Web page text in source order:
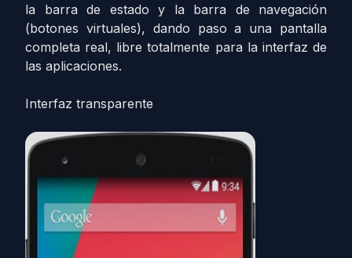
la barra de estado y la barra de navegación
(botones virtuales), dando paso a una pantalla
completa real, libre totalmente para la interfaz de
las aplicaciones.
Interfaz transparente